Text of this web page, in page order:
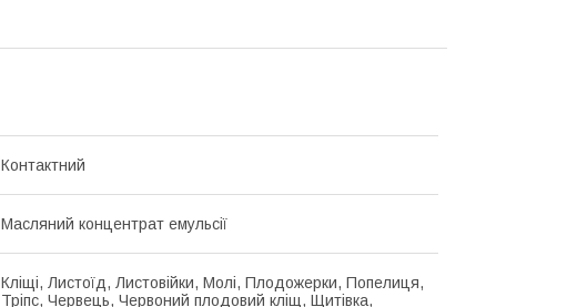
Контактний
Масляний концентрат емульсії
Кліщі, Листоїд, Листовійки, Молі, Плодожерки, Попелиця,
Тріпс, Червець, Червоний плодовий кліщ, Щитівка,